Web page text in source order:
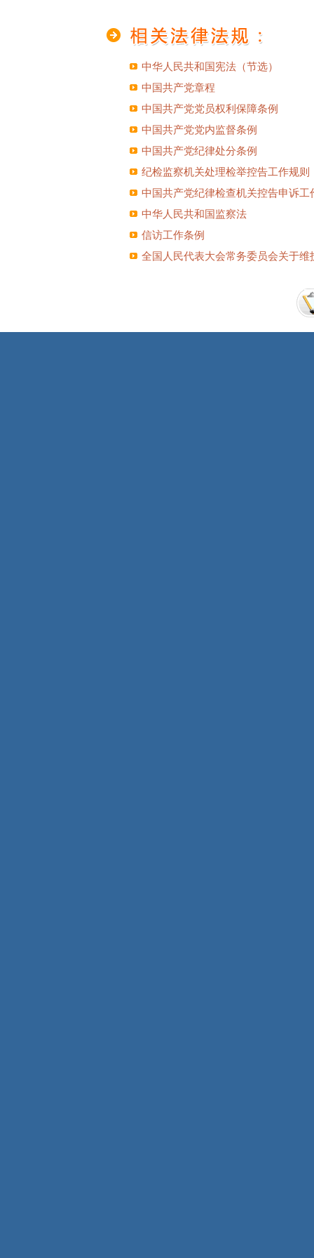
中华人民共和国宪法（节选）
中国共产党章程
中国共产党党员权利保障条例
中国共产党党内监督条例
中国共产党纪律处分条例
纪检监察机关处理检举控告工作规则
中国共产党纪律检查机关控告申诉工
中华人民共和国监察法
信访工作条例
全国人民代表大会常务委员会关于维